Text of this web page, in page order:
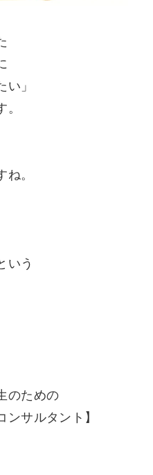
」
ね。
いう
のための
サルタント】